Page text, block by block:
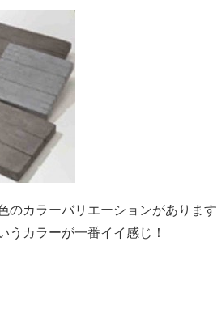
のカラーバリエーションがあります
うカラーが一番イイ感じ！